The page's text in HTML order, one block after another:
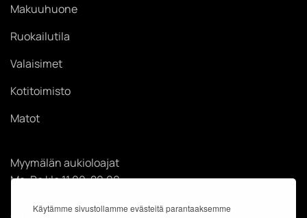
Käytämme sivustollamme evästeitä parantaaksemme
Makuuhuone
Ruokailutila
Valaisimet
Kotitoimisto
Matot
Myymälän aukioloajat
Ma-Pe klo 11.00-20.00
Su klo 12.00-18.00